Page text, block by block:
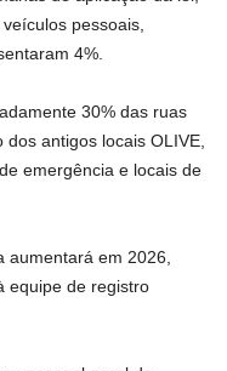
pessoais,
4%.
30% das ruas
antigos locais OLIVE,
emergência e locais de
em 2026,
equipe de registro